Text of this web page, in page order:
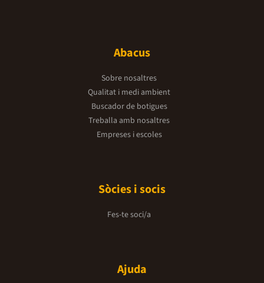
Abacus
Sobre nosaltres
Qualitat i medi ambient
Buscador de botigues
Treballa amb nosaltres
Empreses i escoles
Sòcies i socis
Fes-te soci/a
Ajuda